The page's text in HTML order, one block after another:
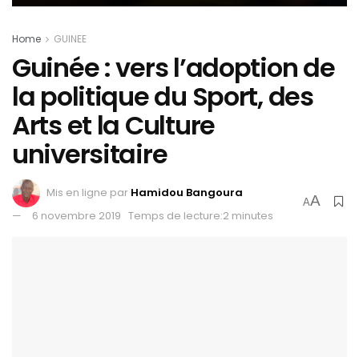
Home GUINEE
Guinée : vers l’adoption de
la politique du Sport, des
Arts et la Culture
universitaire
Mis en ligne par Hamidou Bangoura
6 novembre 2019 Temps de lecture:2 minutes
AA